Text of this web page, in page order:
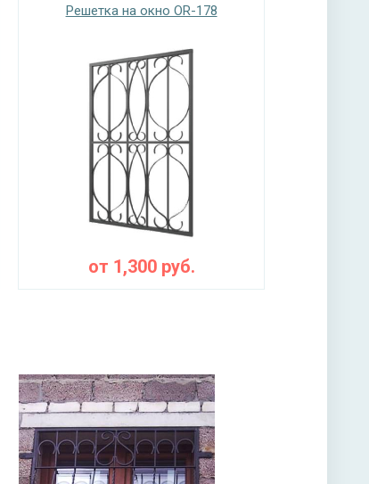
Решетка на окно OR-178
от 1,300руб.